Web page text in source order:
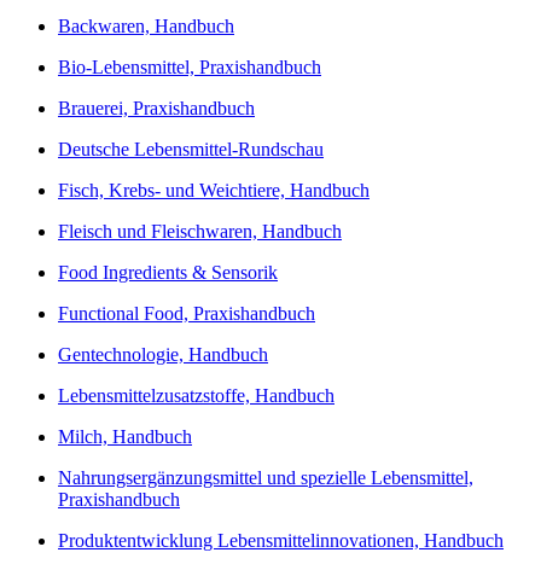
Backwaren, Handbuch
Bio-Lebensmittel, Praxishandbuch
Brauerei, Praxishandbuch
Deutsche Lebensmittel-Rundschau
Fisch, Krebs- und Weichtiere, Handbuch
Fleisch und Fleischwaren, Handbuch
Food Ingredients & Sensorik
Functional Food, Praxishandbuch
Gentechnologie, Handbuch
Lebensmittelzusatzstoffe, Handbuch
Milch, Handbuch
Nahrungsergänzungsmittel und spezielle Lebensmittel,
Praxishandbuch
Produktentwicklung Lebensmittelinnovationen, Handbuch